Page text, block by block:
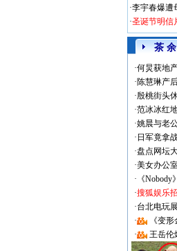
·李宇春爆遭
·圣诞节明信
茶
·何炅获地
·陈慧琳产
·殷桃街头
·范冰冰红
·姚晨与老
· 日军竟拿
·盘点网坛
·美女办公
· 《
·搜狐娱乐
·台北电玩
·
《变
·
王岳伦